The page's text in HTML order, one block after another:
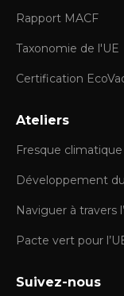
Rapport MACF
Taxonomie de l'UE
Certification
Ateliers
Fresque climatique
Développement
Naviguer à travers
Pacte vert pour
Suivez-nous